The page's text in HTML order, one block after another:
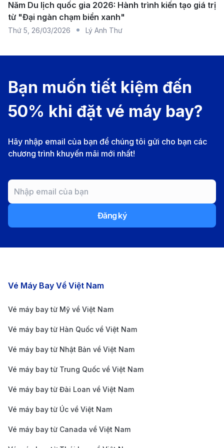
Chất lỏng có dung tích trên 100ml, trừ khi được
đựng trong túi nhựa trong suốt theo quy tắc 3-1-1.
Quy định về chất lỏng và thực phẩm được
Thực phẩm: Một số thực phẩm có thể bị hạn chế
nhập cảnh, đặc biệt là thịt, sữa và các sản phẩm từ
động vật chưa qua chế biến. Trái cây và rau củ
cũng có thể yêu cầu khai báo để đảm bảo an toàn
sinh học.
về độ cồn và số lượng tối đa.
Thông tin về Sân bay Côn Đảo
Diego (SAN)
Cảng hàng không Côn Đảo, tọa lạc tại huyện Côn
Đảo, tỉnh Bà Rịa - Vũng Tàu. Mặc dù có quy mô nhỏ,
tạo điều kiện thuận lợi cho du khách và cư dân địa
phương di chuyển.
Phương tiện di chuyển từ trung tâm Côn Đảo đến sân
Năm Du lịch quốc gia 2026: Hành trình kiến tạo giá trị
từ "Đại ngàn chạm biển xanh"
Thứ 5 26/03/2026 Lý Anh Thư
Bạn muốn tiết kiệm đến
50% khi đặt vé máy bay?
Hãy nhập email của bạn để chúng tôi gửi cho bạn các
chương trình khuyến mãi mới nhất!
Đăng ký
Các chặng bay nổi bật
Vé Máy Bay Về Việt Nam
Vé máy bay từ Mỹ về Việt Nam
Vé máy bay từ Hàn Quốc về Việt Nam
Vé máy bay từ Nhật Bản về Việt Nam
Vé máy bay từ Trung Quốc về Việt Nam
Vé máy bay từ Đài Loan về Việt Nam
Vé máy bay từ Úc về Việt Nam
Vé máy bay từ Canada về Việt Nam